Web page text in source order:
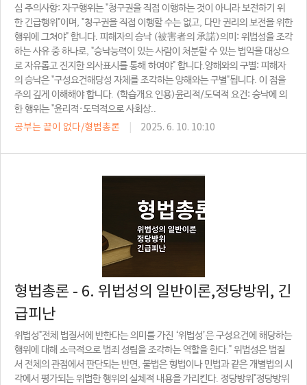
심 주의사항: 자구행위는 "청구권을 직접 이행하는 것이 아니라 보전하기 위
한 긴급행위"이며, "청구권을 직접 이행할 수는 없고, 다만 권리의 보전을 위한
행위에 그쳐야" 합니다. 피해자의 승낙 (被害者의 承諾)의미: 위법성을 조각
하는 사유 중 하나로, "승낙능력이 있는 사람이 처분할 수 있는 법익을 대상으
로 자유롭고 진지한 의사표시를 통해 하여야" 합니다.양해와의 구별: 피해자
의 승낙은 "구성요건해당성 자체를 조각하는 양해와는 구별"됩니다. 이 점을
주의 깊게 이해해야 합니다. (학습개요 인용)윤리적/도덕적 요건: 승낙에 의
한 행위는 "윤리적·도덕적으로 사회상..
공부는 끝이 없다/형법총론
2025. 6. 10. 10:10
형법총론 - 6. 위법성의 일반이론,정당방위, 긴
급피난
위법성"전체 법질서에 반한다는 의미를 가진 ‘위법성’은 구성요건에 해당하는
행위에 대해 소극적으로 범죄 성립을 조각하는 역할을 한다." 위법성은 법질
서 전체의 관점에서 판단되는 반면, 불법은 형법이나 민법과 같은 개별법의 시
각에서 평가되는 위법한 행위의 실체적 내용을 가리킨다. 정당방위"정당방위